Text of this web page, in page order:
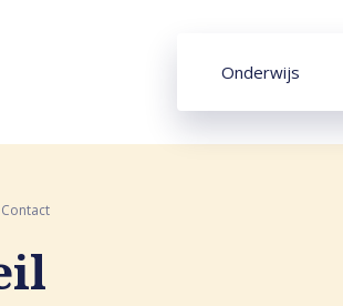
Onderwijs
Contact